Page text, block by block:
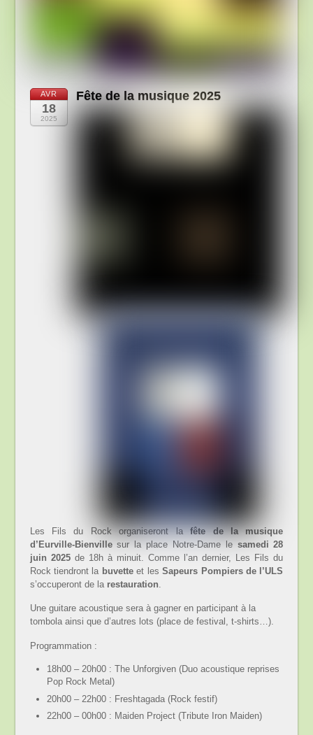
AVR
18
2025
Fête de la musique 2025
Les Fils du Rock organiseront lafête de la musique
d’Eurville-Bienvillesur la place Notre-Dame le samedi 28
juin 2025de 18h à minuit. Comme l’an dernier, Les Fils du
Rock tiendront la buvetteet lesSapeurs Pompiers de l’ULS
s’occuperont de la restauration
Une guitare acoustique sera à gagner en participant à la
tombola ainsi que d’autres lots (place de festival, t-shirts…).
Programmation :
18h00 – 20h00 : The Unforgiven (Duo acoustique reprises
Pop Rock Metal)
20h00 – 22h00 : Freshtagada (Rock festif)
22h00 – 00h00 : Maiden Project (Tribute Iron Maiden)